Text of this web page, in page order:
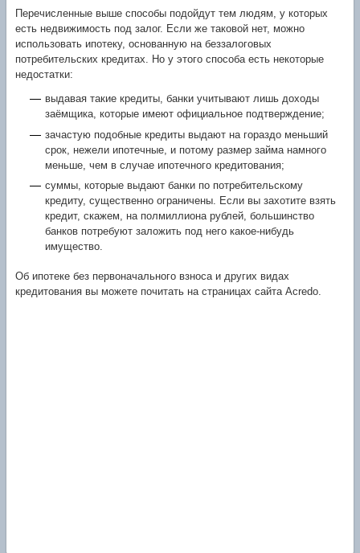
Перечисленные выше способы подойдут тем людям, у которых
есть недвижимость под залог. Если же таковой нет, можно
использовать ипотеку, основанную на беззалоговых
потребительских кредитах. Но у этого способа есть некоторые
недостатки:
выдавая такие кредиты, банки учитывают лишь доходы
заёмщика, которые имеют официальное подтверждение;
зачастую подобные кредиты выдают на гораздо меньший
срок, нежели ипотечные, и потому размер займа намного
меньше, чем в случае ипотечного кредитования;
суммы, которые выдают банки по потребительскому
кредиту, существенно ограничены. Если вы захотите взять
кредит, скажем, на полмиллиона рублей, большинство
банков потребуют заложить под него какое-нибудь
имущество.
Об ипотеке без первоначального взноса и других видах
кредитования вы можете почитать на страницах сайта Acredo.